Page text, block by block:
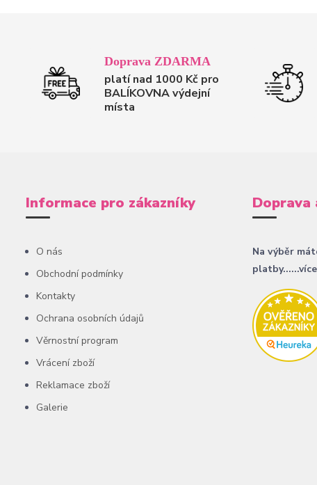
Doprava ZDARMA
platí nad 1000 Kč pro
BALÍKOVNA výdejní
místa
Informace pro zákazníky
O nás
Obchodní podmínky
Kontakty
Ochrana osobních údajů
Věrnostní program
Vrácení zboží
Reklamace zboží
Galerie
Doprava
Na výběr
platby......více